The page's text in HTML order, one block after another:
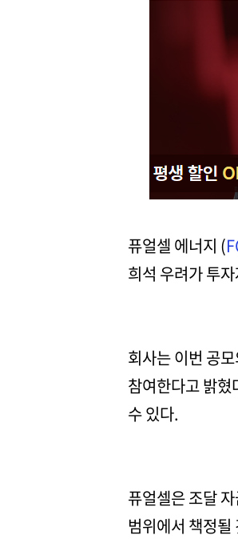
퓨얼셀 에너지 (
희석 우려가 투
회사는 이번 공
참여한다고 밝
수 있다.
퓨얼셀은 조달
범위에서 책정